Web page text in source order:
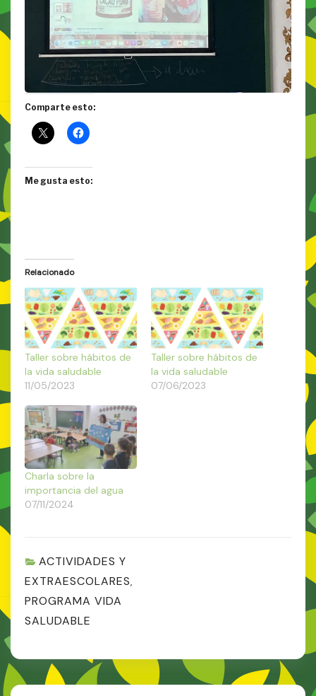
Comparte esto:
Me gusta esto:
Relacionado
Taller sobre hábitos de
la vida saludable
11/05/2023
Taller sobre hábitos de
la vida saludable
07/06/2023
Charla sobre la
importancia del agua
07/11/2024
ACTIVIDADES Y
EXTRAESCOLARES,
PROGRAMA VIDA
SALUDABLE